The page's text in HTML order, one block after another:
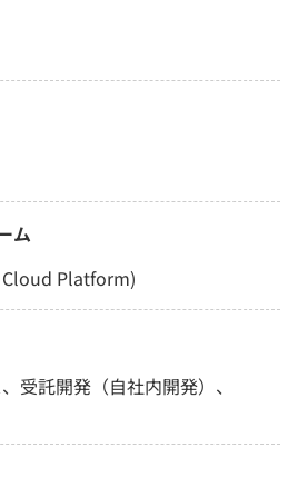
ム
Platform)
受託開発（自社内開発）、